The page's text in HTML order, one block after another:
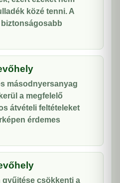
közé tenni. A
másodnyersanyag
a megfelelő
átvételi feltételeket
érdemes
csökkenti a